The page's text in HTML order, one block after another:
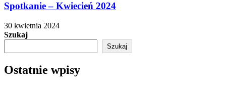
Spotkanie – Kwiecień 2024
30 kwietnia 2024
Szukaj
Szukaj
Ostatnie wpisy